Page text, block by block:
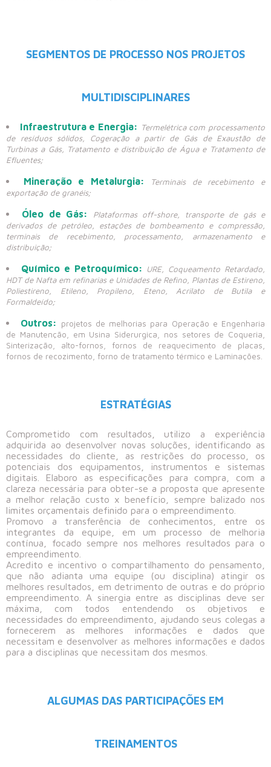
SEGMENTOS DE PROCESSO NOS PROJETOS
MULTIDISCIPLINARES
Infraestrutura e Energia: Termelétrica com processamento
de resíduos sólidos, Cogeração a partir de Gás de Exaustão de
Turbinas a Gás, Tratamento e distribuição de Água e Tratamento de
Efluentes;
Mineração e Metalurgia:
Terminais de recebimento e
exportação de granéis;
Óleo de Gás:
Plataformas off-shore, transporte de gás e
derivados de petróleo, estações de bombeamento e compressão,
terminais de recebimento, processamento, armazenamento e
distribuição;
Químico e Petroquímico:
URE, Coqueamento Retardado,
HDT de Nafta em refinarias e Unidades de Refino, Plantas de Estireno,
Poliestireno, Etileno, Propileno, Eteno, Acrilato de Butila e
Formaldeído;
Outros:
projetos de melhorias para Operação e Engenharia
de Manutenção, em Usina Siderurgica, nos setores de Coqueria,
Sinterização, alto-fornos, fornos de reaquecimento de placas,
fornos de recozimento, forno de tratamento térmico e Laminações.
ESTRATÉGIAS
Comprometido com resultados, utilizo a experiência
adquirida ao desenvolver novas soluções, identificando as
necessidades do cliente, as restrições do processo, os
potenciais dos equipamentos, instrumentos e sistemas
digitais. Elaboro as especificações para compra, com a
clareza necessária para obter-se a proposta que apresente
a melhor relação custo x benefício, sempre balizado nos
limites orçamentais definido para o empreendimento.
Promovo a transferência de conhecimentos, entre os
integrantes da equipe, em um processo de melhoria
contínua, focado sempre nos melhores resultados para o
empreendimento.
Acredito e incentivo o compartilhamento do pensamento,
que não adianta uma equipe (ou disciplina) atingir os
melhores resultados, em detrimento de outras e do próprio
empreendimento. A sinergia entre as disciplinas deve ser
máxima, com todos entendendo os objetivos e
necessidades do empreendimento, ajudando seus colegas a
fornecerem as melhores informações e dados que
necessitam e desenvolver as melhores informações e dados
para a disciplinas que necessitam dos mesmos.
ALGUMAS DAS PARTICIPAÇÕES EM
TREINAMENTOS